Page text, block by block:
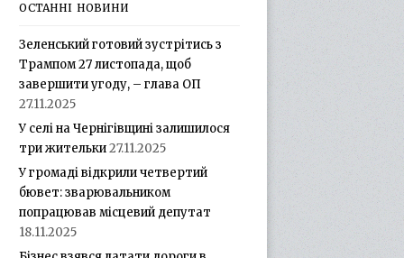
ОСТАННІ НОВИНИ
Зеленський готовий зустрітись з
Трампом 27 листопада, щоб
завершити угоду, – глава ОП
27.11.2025
У селі на Чернігівщині залишилося
три жительки27.11.2025
У громаді відкрили четвертий
бювет: зварювальником
попрацював місцевий депутат
18.11.2025